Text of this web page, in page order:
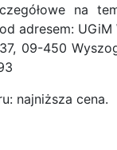
na
adresem:
09-450
najniższa cena.